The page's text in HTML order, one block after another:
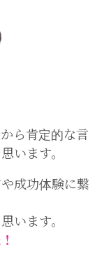
ら肯定的な言
います。
成功体験に繋
います。